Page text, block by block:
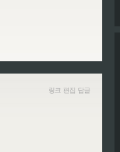
링크 편집 답글